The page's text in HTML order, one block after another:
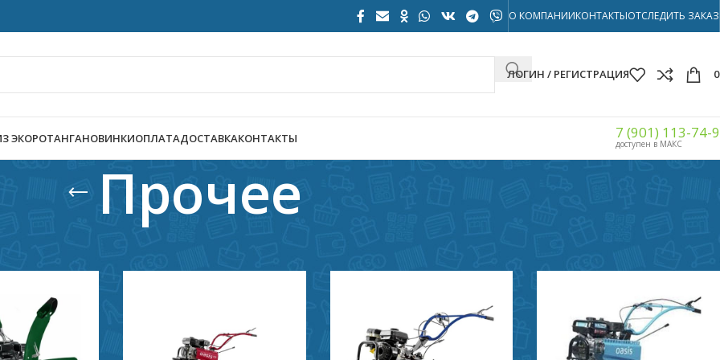
О КОМПАНИИКОНТАКТЫОТСЛЕДИТЬ ЗАКАЗ
ЛОГИН / РЕГИСТРАЦИЯ
ЭКОРОТАНГАНОВИНКИОПЛАТАДОСТАВКАКОНТАКТЫ 7 (901) 113-74-
доступен в МАКС
Прочее